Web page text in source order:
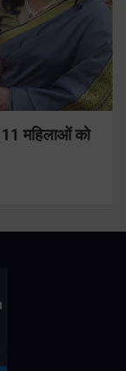
11 महिलाओं को